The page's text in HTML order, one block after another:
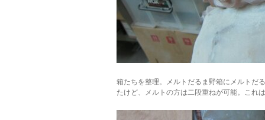
箱たちを整理。メルトだるま野箱にメルトだ
たけど、メルトの方は二段重ねが可能。これは